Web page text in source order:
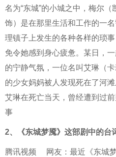
名为“东城”的小城之中，梅尔
饰）是在那里生活和工作的一
理镇子上发生的各种各样的琐
免令她感到身心疲惫。某日，
的宁静气氛，一位名叫艾琳（
的少女妈妈被人发现死在了河
艾琳在死亡当天，曾经遭到过
事
2、 《东城梦魇》这部剧中的台
腾讯视频
网友：最近《东城